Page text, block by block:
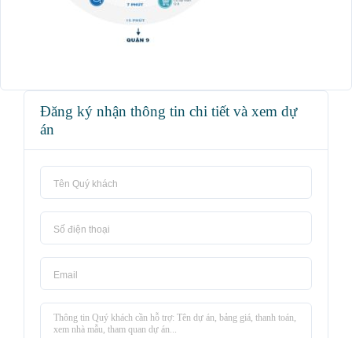
Đăng ký nhận thông tin chi tiết và xem dự
án